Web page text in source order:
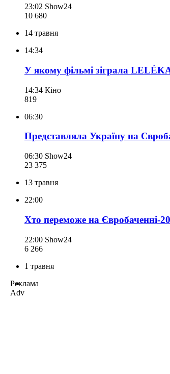
23:02 Show24
10 680
14 травня
14:34
У якому фільмі зіграла
14:34 Кіно
819
06:30
Представляла Україну на
06:30 Show24
23 375
13 травня
22:00
Хто переможе на Євробаченні-
22:00 Show24
6 266
1 травня
Реклама
Adv